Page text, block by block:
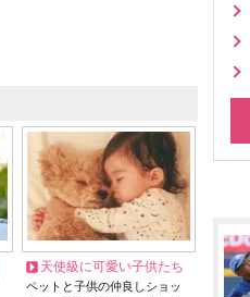
天使級に可愛い子供たち
ペットと子供の仲良しショッ